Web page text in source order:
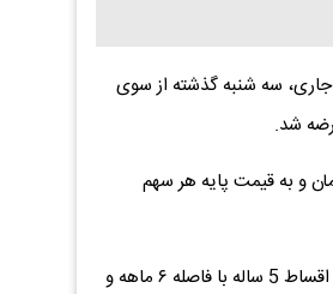
جاری، سه شنبه گذشته از سوی
شد.
سهم "آلومینا" به ارزش 21.8 هزار میلیارد تومان و به قیمت پایه هر سهم
برنده در خرید شرایطی باید 20 درصد ارزش معامله را به صورت نقدی طی 20 روز کاری و باقی را در اقساط 5 ساله با فاصله ۶ ماهه و